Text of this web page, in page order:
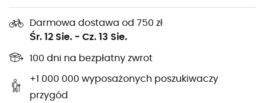
Darmowa dostawa od 750 zł
Śr. 12 Sie. - Cz. 13 Sie.
100 dni na bezpłatny zwrot
+1 000 000 wyposażonych poszukiwaczy
przygód
(np. Gore-Tex),
Utrzymuje oddychalność i teksturę,
rękawicach skórzanych,
Może być stosowany na mokre i suche buty,
Przyjazny dla środowiska, biodegradowalny,